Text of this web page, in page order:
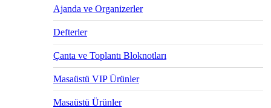
Ajanda ve Organizerler
Defterler
Çanta ve Toplantı Bloknotları
Masaüstü VIP Ürünler
Masaüstü Ürünler